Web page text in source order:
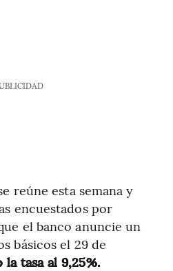
reúne esta semana y
encuestados por
el banco anuncie un
básicos el 29 de
la tasa al 9,25%.